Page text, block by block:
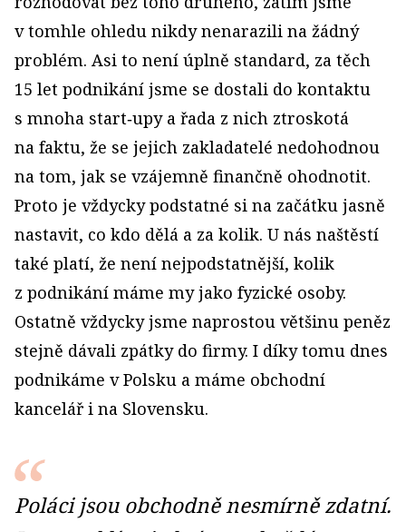
v tomhle ohledu nikdy nenarazili na žádný
problém. Asi to není úplně standard, za těch
15 let podnikání jsme se dostali do kontaktu
s mnoha start‑upy a řada z nich ztroskotá
na faktu, že se jejich zakladatelé nedohodnou
na tom, jak se vzájemně finančně ohodnotit.
Proto je vždycky podstatné si na začátku jasně
nastavit, co kdo dělá a za kolik. U nás naštěstí
také platí, že není nejpodstatnější, kolik
z podnikání máme my jako fyzické osoby.
Ostatně vždycky jsme naprostou většinu peněz
stejně dávali zpátky do firmy. I díky tomu dnes
podnikáme v Polsku a máme obchodní
kancelář i na Slovensku.
Poláci jsou obchodně nesmírně zdatní.